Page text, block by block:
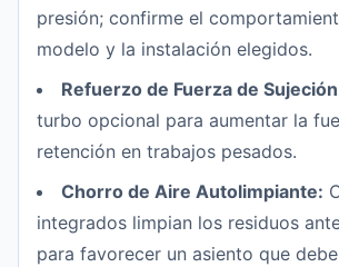
presión; confirme el
modelo y la instalación elegidos.
Refuerzo de Fuerza de
turbo opcional para aumentar la
retención en trabajos pesados.
Chorro de Aire Autolimpiante:
integrados limpian los residuos
para favorecer un asiento que